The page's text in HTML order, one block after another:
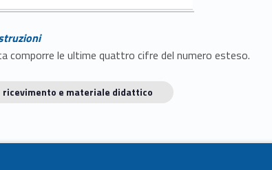
comporre le ultime quattro cifre del numero esteso.
ricevimento e materiale didattico